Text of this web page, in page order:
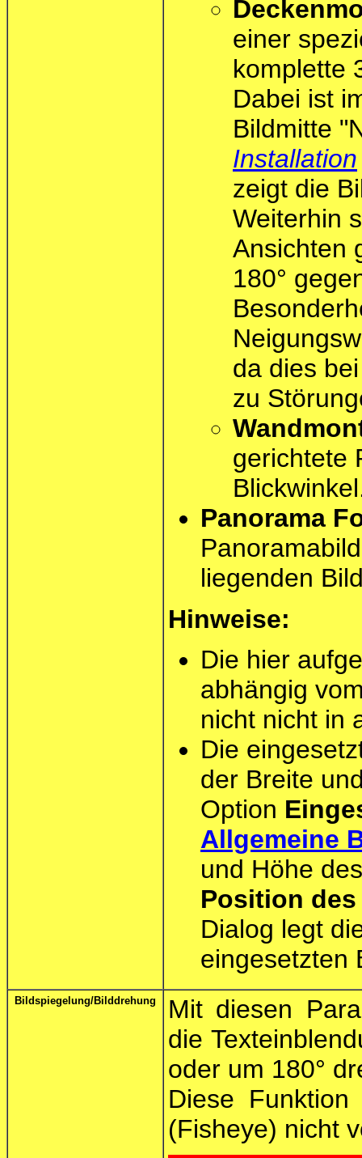
einer
komplette
Dabei ist
Bildmitte
Installation
zeigt die
Weiterhin
Ansichten
180°
da dies
zu
gerichtete
Panorama
liegenden
Hinweise:
Die hier
abhängig
nicht nicht in
Die
der Breite
Option
Allgemeine
und Höhe
Position
Dialog legt
eingesetzten
Bildspiegelung/Bilddrehung
Mit diesen
die
oder um 180°
Diese
(Fisheye) nicht